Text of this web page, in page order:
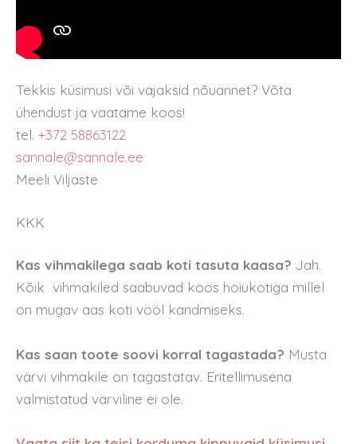
Tekkis küsimusi või vajaksid nõuannet? Võta
ühendust ja vaatame koos!
tel. +372 58863122
sannale@sannale.ee
Meeli Viljaste
KKK
Kas vihmakilega saab koti tasuta kaasa? Jah.
Kõik vihmakiled saabuvad koos hoiukotiga millel
on mugav aas koti vööl kandmiseks.
Kas saan toote soovi korral tagastada? Musta
värvi vihmakile on tagastatav. Eritellimusena
valmistatud värviline ei ole.